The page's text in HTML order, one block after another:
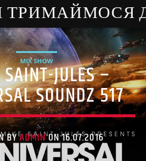
MIX SHOWJULES –
SOUNDZ 517
BYADMINON 16.07.2016